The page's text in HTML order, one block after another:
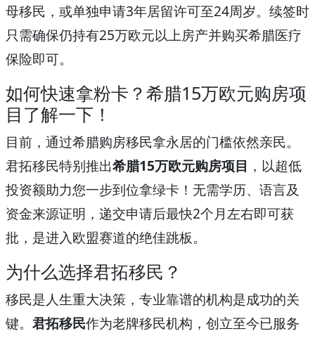
母移民，或单独申请3年居留许可至24周岁。续签时
只需确保仍持有25万欧元以上房产并购买希腊医疗
保险即可。
如何快速拿粉卡？希腊15万欧元购房项
目了解一下！
目前，通过希腊购房移民拿永居的门槛依然亲民。
君拓移民特别推出希腊15万欧元购房项目 ，以超低
投资额助力您一步到位拿绿卡！无需学历、语言及
资金来源证明，递交申请后最快2个月左右即可获
批，是进入欧盟赛道的绝佳跳板。
为什么选择君拓移民？
移民是人生重大决策，专业靠谱的机构是成功的关
键。 君拓移民作为老牌移民机构，创立至今已服务